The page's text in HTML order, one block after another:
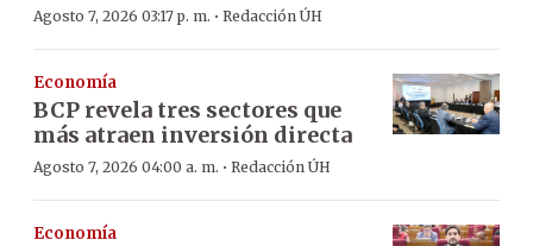
Agosto 7, 2026 03:17 p. m. · Redacción ÚH
Economía
BCP revela tres sectores que
más atraen inversión directa
Agosto 7, 2026 04:00 a. m. · Redacción ÚH
Economía